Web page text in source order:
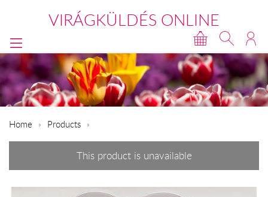
VIRÁGKÜLDÉS ONLINE
Home Products
This product is unavailable